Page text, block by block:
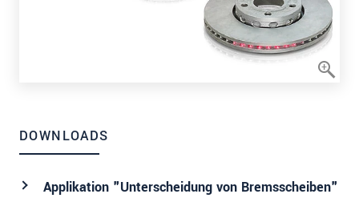
DOWNLOADS
Applikation "Unterscheidung von Bremsscheiben"